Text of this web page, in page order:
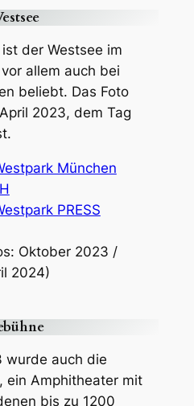
der Westsee im
allem auch bei
beliebt. Das Foto
2023, dem Tag
Oktober 2023 /
2024)
wurde auch die
ein Amphitheater mit
bis zu 1200